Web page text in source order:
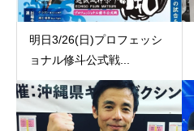
明日3/26(日)プロフェッシ
ョナル修斗公式戦...